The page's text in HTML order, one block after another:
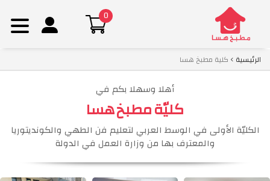
Skipالرئيسية كلية مطبخ هسا
أهلا وسهلا بكم في
كليّة مطبخ هسا
الكليّة الأولى في الوسط العربي لتعليم فن الطهي والكونديتوريا
والمعترف بها من وزارة العمل في الدولة
0